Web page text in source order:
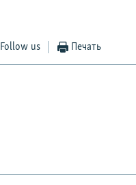
Follow us Печать